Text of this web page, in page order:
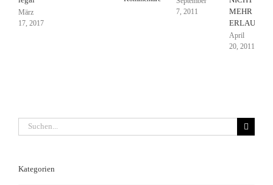
März
17, 2017
7, 2011
MEHR
ERLAUBT
April
20, 2011
Suche
nach:
Kategorien